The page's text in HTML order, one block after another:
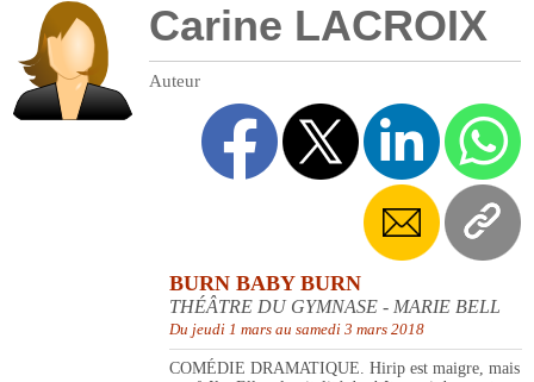
Carine LACROIX
Auteur
BURN BABY BURN
THÉÂTRE DU GYMNASE - MARIE BELL
Du jeudi 1 mars au samedi 3 mars 2018
COMÉDIE DRAMATIQUE. Hirip est maigre, mais